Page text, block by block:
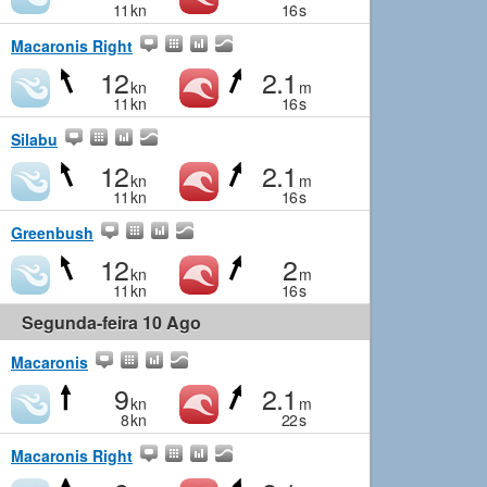
11 kn 16s
Macaronis Right
12kn
11 kn
2.1 m
16s
Silabu
12kn
11 kn
2.1 m
16s
Greenbush
12kn
11 kn
2m
16s
Segunda-feira 10 Ago
Macaronis
9kn
8kn
2.1 m
22s
Macaronis Right